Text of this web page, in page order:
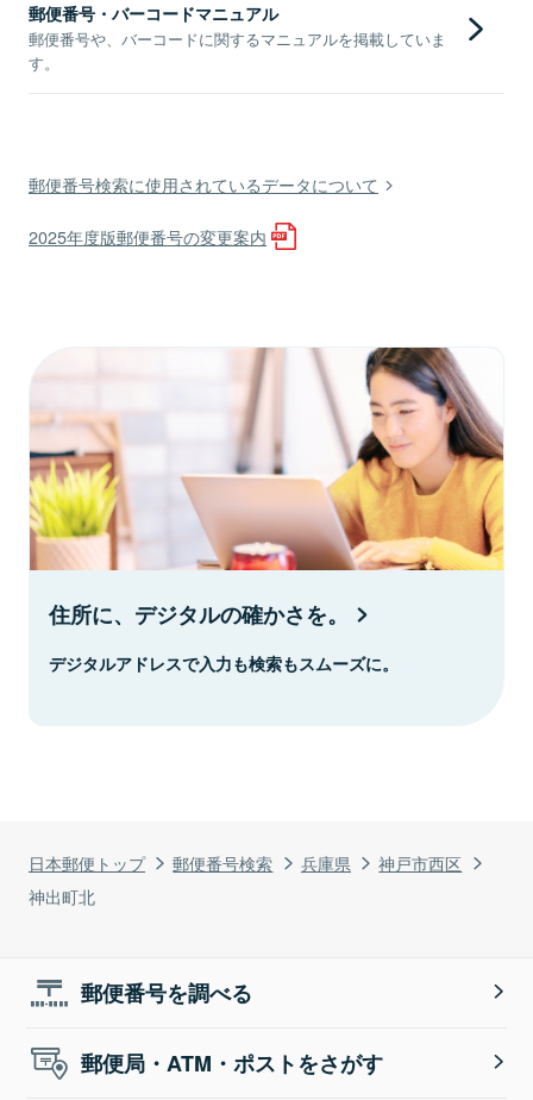
日本郵便トップ 郵便番号検索 兵庫県
神戸市西区
神出町北
郵便番号・バーコードマニュアル
郵便番号や、バーコードに関するマニュアルを掲載していま
す。
郵便番号検索に使用されているデータについて
2025年度版郵便番号の変更案内
住所に、デジタルの確かさを。
デジタルアドレスで入力も検索もスムーズに。
郵便番号を調べる
郵便局・ATM・ポストをさがす